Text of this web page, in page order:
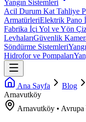
Yangın Sistemleri
Acil Durum Kat Tahliye
ArmatürleriElektrik Pano
Fabrika İçi Yol ve Yön
LevhalarıGüvenlik
Söndürme Sistemleri
Hidrofor ve Pompaları
Ana Sayfa Blog
Arnavutköy
Arnavutköy • Avrupa